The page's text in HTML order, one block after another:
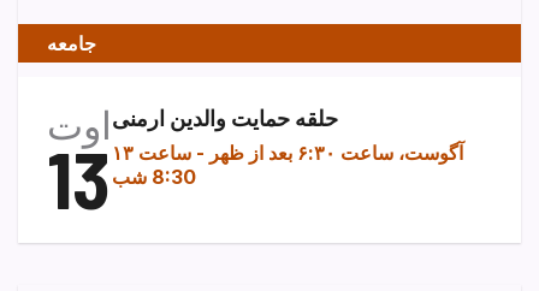
جامعه
اوت
13
حلقه حمایت والدین ارمنی
۱۳ آگوست، ساعت ۶:۳۰ بعد از ظهر - ساعت
8:30 شب